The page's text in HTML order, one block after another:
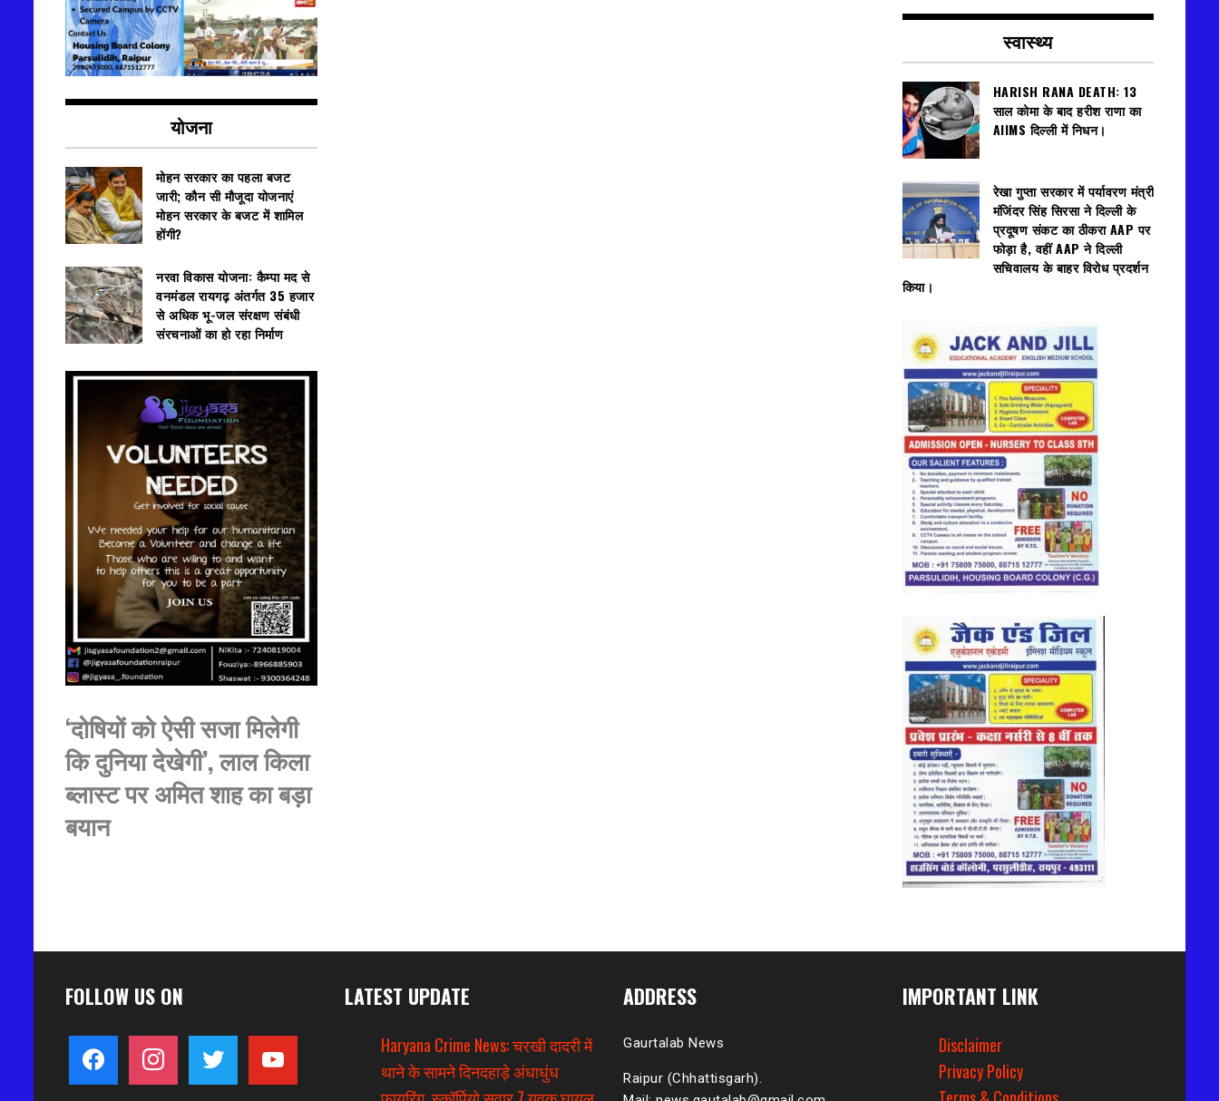
योजना
मोहन सरकार का पहला बजट
जारी; कौन सी मौजूदा योजनाएं
मोहन सरकार के बजट में शामिल
होंगी?
नरवा विकास योजना: कैम्पा मद से
वनमंडल रायगढ़ अंतर्गत 35 हजार
से अधिक भू-जल संरक्षण संबंधी
संरचनाओं का हो रहा निर्माण
‘दोषियों को ऐसी सजा मिलेगी
कि दुनिया देखेगी’, लाल किला
ब्लास्ट पर अमित शाह का बड़ा
बयान
स्वास्थ्य
HARISH RANA DEATH: 13
साल कोमा के बाद हरीश राणा का
AIIMS दिल्ली में निधन।
रेखा गुप्ता सरकार में पर्यावरण मंत्री
मंजिंदर सिंह सिरसा ने दिल्ली के
प्रदूषण संकट का ठीकरा AAP पर
फोड़ा है, वहीं AAP ने दिल्ली
सचिवालय के बाहर विरोध प्रदर्शन
किया।
FOLLOW US ON
facebook instagram twitter youtube
LATEST UPDATE
Haryana Crime News: चरखी दादरी में
थाने के सामने दिनदहाड़े अंधाधुंध
ADDRESS
Gaurtalab News
Raipur (Chhattisgarh).
IMPORTANT LINK
Disclaimer
Privacy Policy